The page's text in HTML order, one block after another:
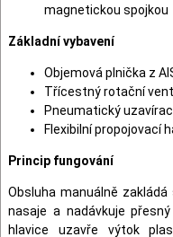
magnetickou spojkou
Základní vybavení
Objemová plnička z
Třícestný rotační
Pneumatický
Flexibilní propojovací
Princip fungování
Obsluha manuálně
nasaje a nadávkuje
hlavice uzavře výtok